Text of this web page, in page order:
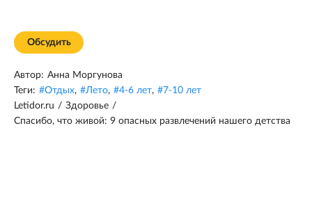
Обсудить
Автор: Анна Моргунова
Теги: #Отдых, #Лето, #4-6 лет, #7-10 лет
Letidor.ru / Здоровье /
Спасибо, что живой: 9 опасных развлечений нашего детства